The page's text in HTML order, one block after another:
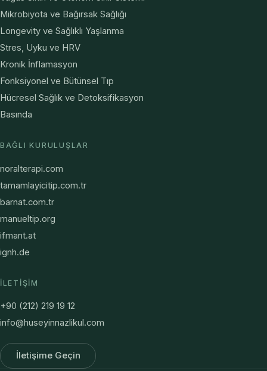
Mikrobiyota ve Bağırsak Sağlığı
Longevity ve Sağlıklı Yaşlanma
Stres, Uyku ve HRV
Kronik İnflamasyon
Fonksiyonel ve Bütünsel Tıp
Hücresel Sağlık ve Detoksifikasyon
Basında
BAĞLI KURULUŞLAR
noralterapi.com
tamamlayicitip.com.tr
barnat.com.tr
manueltip.org
ifmant.at
ignh.de
İLETIŞIM
+90 (212) 219 19 12
info@huseyinnazlikul.com
İletişime Geçin